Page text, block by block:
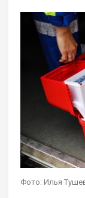
Фото: Илья